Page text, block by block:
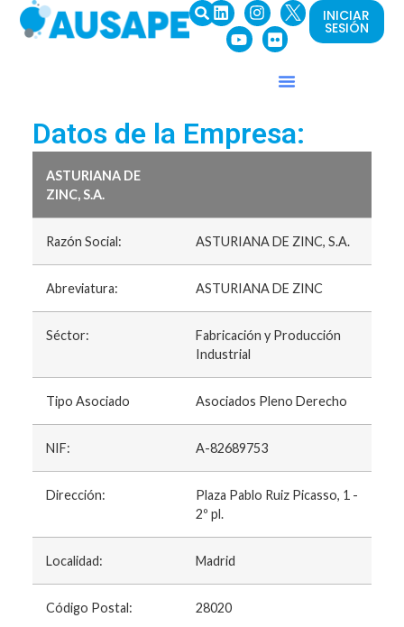
INICIAR
SESIÓN
Datos de la Empresa:
ASTURIANA DE
ZINC, S.A.
Razón Social: ASTURIANA DE ZINC, S.A.
Abreviatura: ASTURIANA DE ZINC
Séctor:
Fabricación y Producción
Industrial
Tipo Asociado Asociados Pleno Derecho
NIF: A-82689753
Dirección:
Plaza Pablo Ruiz Picasso, 1 -
2º pl.
Localidad: Madrid
Código Postal: 28020